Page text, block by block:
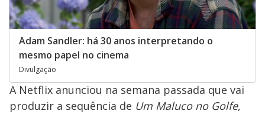
Adam Sandler: há 30 anos interpretando o
mesmo papel no cinema
Divulgação
A Netflix anunciou na semana passada que vai
produzir a sequência de Um Maluco no Golfe,